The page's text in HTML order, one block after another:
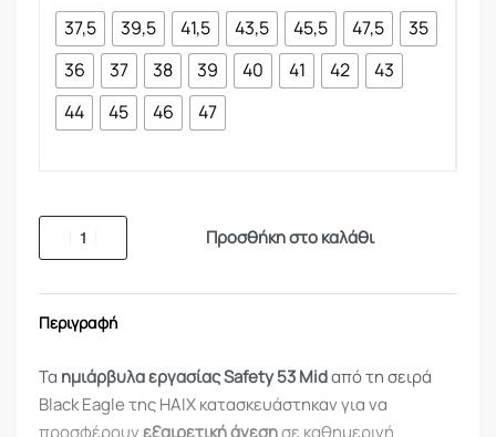
37,5 39,5 41,5 43,5 45,5 47,5
35
36
37 38 39 40 41 42
43
44
45 46 47
Προσθήκη στο καλάθι
Περιγραφή
Τα ημιάρβυλα εργασίας Safety 53 Midαπό τη σειρά
Black Eagle της HAIX κατασκευάστηκαν για να
προσφέρουνεξαιρετική άνεσησε καθημερινή